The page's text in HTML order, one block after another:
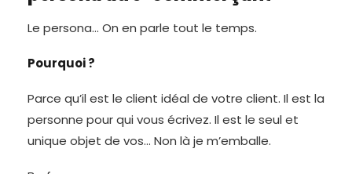
Le persona… On en parle tout le temps.
Pourquoi ?
Parce qu’il est le client idéal de votre client. Il est la
personne pour qui vous écrivez. Il est le seul et
unique objet de vos… Non là je m’emballe.